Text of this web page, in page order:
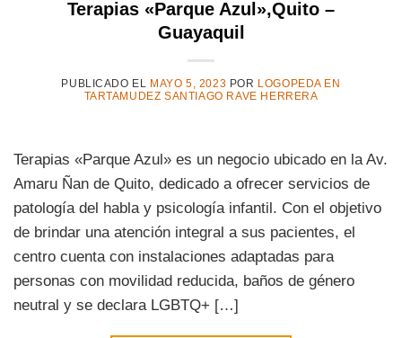
Terapias «Parque Azul»,Quito –
Guayaquil
PUBLICADO EL MAYO 5, 2023 POR LOGOPEDA EN
TARTAMUDEZ SANTIAGO RAVE HERRERA
Terapias «Parque Azul» es un negocio ubicado en la Av.
Amaru Ñan de Quito, dedicado a ofrecer servicios de
patología del habla y psicología infantil. Con el objetivo
de brindar una atención integral a sus pacientes, el
centro cuenta con instalaciones adaptadas para
personas con movilidad reducida, baños de género
neutral y se declara LGBTQ+ […]